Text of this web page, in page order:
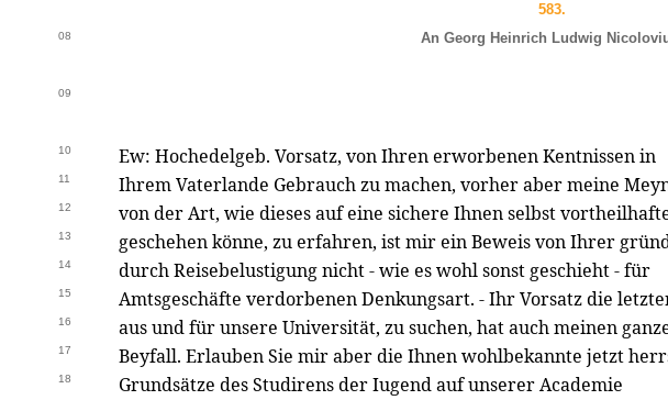
583.
08 An Georg Heinrich Ludwig
09
10 Ew: Hochedelgeb. Vorsatz, von Ihren erworbenen Kentnissen in
11 Ihrem Vaterlande Gebrauch zu machen, vorher aber meine
12 von der Art, wie dieses auf eine sichere Ihnen selbst
13 geschehen könne, zu erfahren, ist mir ein Beweis von Ihrer
14 durch Reisebelustigung nicht - wie es wohl sonst geschieht - für
15 Amtsgeschäfte verdorbenen Denkungsart. - Ihr Vorsatz die
16 aus und für unsere Universität, zu suchen, hat auch meinen
17 Beyfall. Erlauben Sie mir aber die Ihnen wohlbekannte jetzt
18 Grundsätze des Studirens der Iugend auf unserer Academie